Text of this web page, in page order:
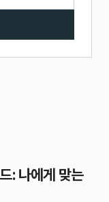
: 나에게 맞는